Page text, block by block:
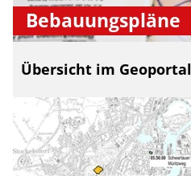
Bebauungspläne
Übersicht im Geoportal